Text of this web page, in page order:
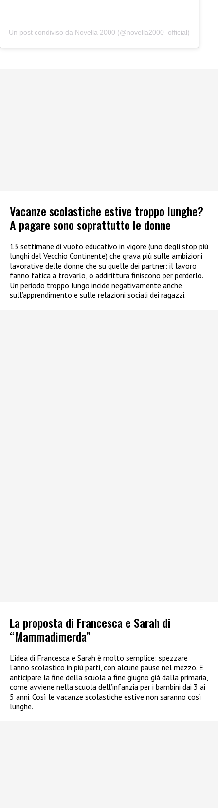
Un post condiviso da Novella 2000 (@novella2000_official)
Vacanze scolastiche estive troppo lunghe?
A pagare sono soprattutto le donne
13 settimane di vuoto educativo in vigore (uno degli stop più
lunghi del Vecchio Continente) che grava più sulle ambizioni
lavorative delle donne che su quelle dei partner: il lavoro
fanno fatica a trovarlo, o addirittura finiscono per perderlo.
Un periodo troppo lungo incide negativamente anche
sull’apprendimento e sulle relazioni sociali dei ragazzi.
La proposta di Francesca e Sarah di
“Mammadimerda”
L’idea di Francesca e Sarah è molto semplice: spezzare
l’anno scolastico in più parti, con alcune pause nel mezzo. E
anticipare la fine della scuola a fine giugno già dalla primaria,
come avviene nella scuola dell’infanzia per i bambini dai 3 ai
5 anni. Così le vacanze scolastiche estive non saranno così
lunghe.